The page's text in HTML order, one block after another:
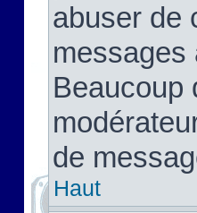
abuser de
messages
Beaucoup
de
Haut